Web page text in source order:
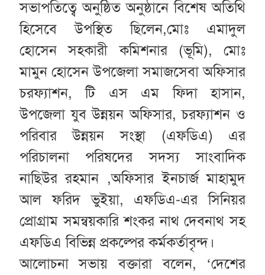
সভাপতিত্বে অনুষ্ঠিত অনুষ্ঠানে বিশেষ অতিথি
হিসেবে উপস্থিত ছিলেন,মোঃ এমাদুল
হোসেন সহকারী কমিশনার (ভূমি), মোঃ
মামুন হোসেন উপজেলা সমাজসেবা অফিসার
চরফ্যাশন, টি এস এম ফিদা হাসান,
উপজেলা যুব উন্নয়ন অফিসার, চরফ্যাশন ও
পরিবার উন্নয়ন সংস্থা (এফডিএ) এর
পরিচালনা পরিষদের সদস্য সাংবাদিক
নাছিউর রহমান ,অফিসার ইনচার্জ মাহামুদ
আল ফরিদ ভুইয়া, এফডিএ-এর সিনিয়র
প্রোগ্রাম সমন্বয়কারি শংকর নাথ দেবনাথ সহ
এফডিএ বিভিন্ন প্রকল্পের কর্মকর্তাবৃন্দ।
আলোচনা সভায় বক্তারা বলেন, ‘দেশের